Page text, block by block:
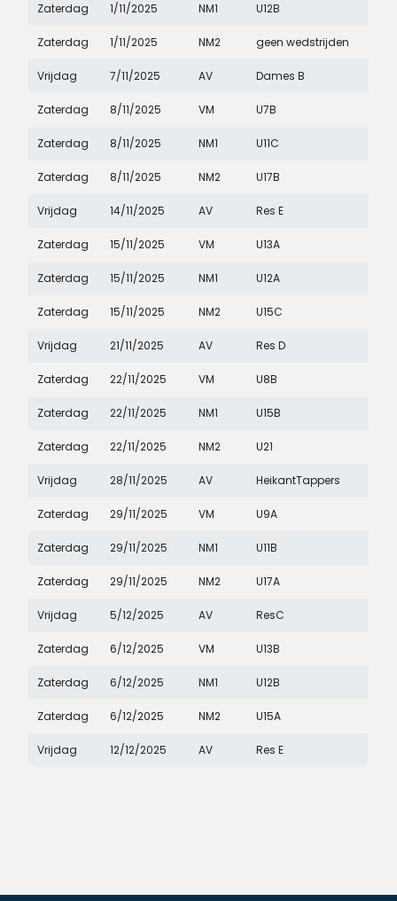
Zaterdag 1/11/2025 NM1 U12B
Zaterdag 1/11/2025 NM2 geen wedstrijden
Vrijdag 7/11/2025 AV Dames B
Zaterdag 8/11/2025 VM U7B
Zaterdag 8/11/2025 NM1 U11C
Zaterdag 8/11/2025 NM2 U17B
Vrijdag 14/11/2025 AV Res E
Zaterdag 15/11/2025 VM U13A
Zaterdag 15/11/2025 NM1 U12A
Zaterdag 15/11/2025 NM2 U15C
Vrijdag 21/11/2025 AV Res D
Zaterdag 22/11/2025 VM U8B
Zaterdag 22/11/2025 NM1 U15B
Zaterdag 22/11/2025 NM2 U21
Vrijdag 28/11/2025 AV HeikantTappers
Zaterdag 29/11/2025 VM U9A
Zaterdag 29/11/2025 NM1 U11B
Zaterdag 29/11/2025 NM2 U17A
Vrijdag 5/12/2025 AV ResC
Zaterdag 6/12/2025 VM U13B
Zaterdag 6/12/2025 NM1 U12B
Zaterdag 6/12/2025 NM2 U15A
Vrijdag 12/12/2025 AV Res E